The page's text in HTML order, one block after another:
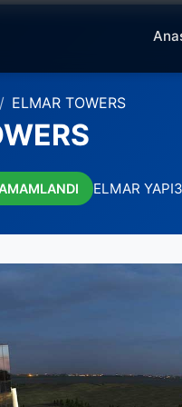
ELMAR TOWERS
ELMAR YAPI